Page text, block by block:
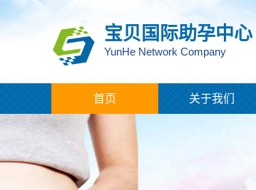
宝贝国际助孕中心
YunHe Network Company
首页 关于我们